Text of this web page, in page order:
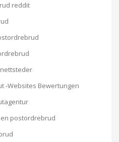
reddit
-Websites Bewertungen
postordrebrud